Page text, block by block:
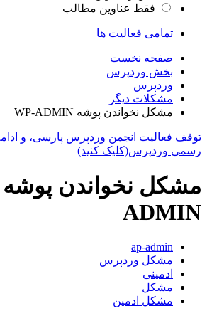
فقط عناوین مطالب
تمامی فعالیت ها
صفحه نخست
بخش وردپرس
وردپرس
مشکلات دیگر
مشکل نخواندن پوشه WP-ADMIN
توقف فعالیت انجمن وردپرس پارسی، و
رسمی وردپرس(کلیک کنید)
ADMIN
ap-admin
مشکل وردپرس
ادمینی
مشکل
مشکل ادمین